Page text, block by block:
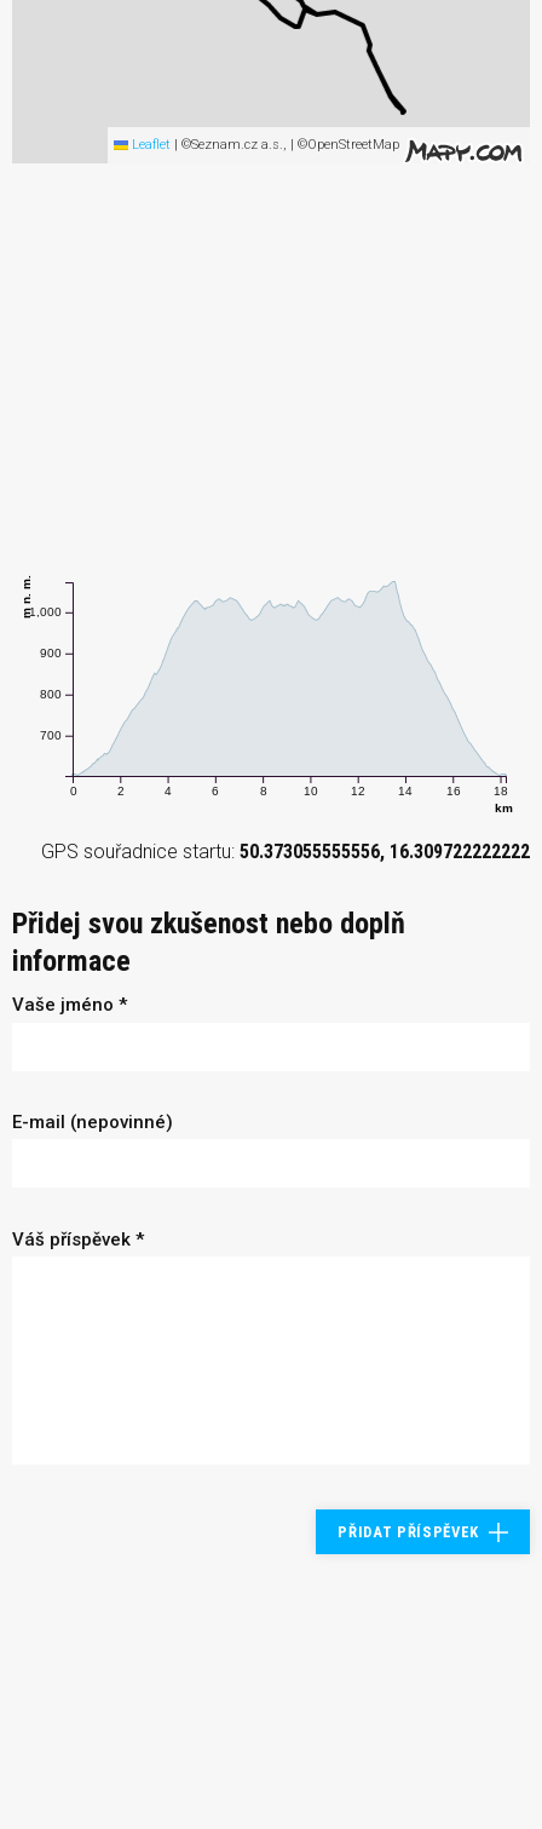
Leaflet | ©Seznam.cz a.s., | ©OpenStreetMap
0 2 4 6 8 10 12 14 16 18
km
700
800
900
1,000
m n. m.
GPS souřadnice startu: 50.373055555556, 16.309722222222
Přidej svou zkušenost nebo doplň
informace
Vaše jméno *
E-mail (nepovinné)
Váš příspěvek *
PŘIDAT PŘÍSPĚVEK